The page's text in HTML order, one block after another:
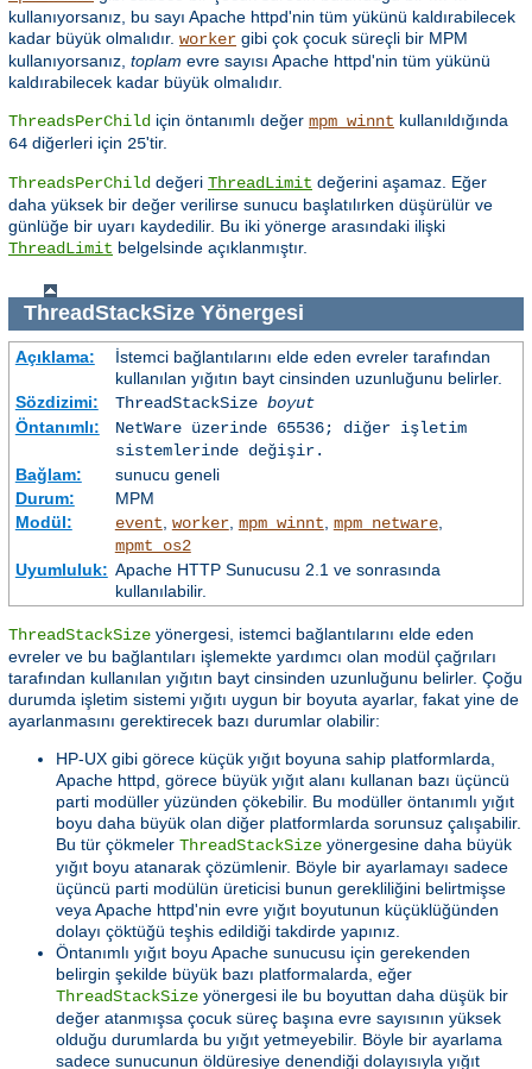
kullanıyorsanız, bu sayı Apache httpd'nin tüm yükünü kaldırabilecek
kadar büyük olmalıdır. worker gibi çok çocuk süreçli bir MPM
kullanıyorsanız, toplam evre sayısı Apache httpd'nin tüm yükünü
kaldırabilecek kadar büyük olmalıdır.
ThreadsPerChild için öntanımlı değer mpm_winnt kullanıldığında
64 diğerleri için 25'tir.
ThreadsPerChild değeri ThreadLimit değerini aşamaz. Eğer
daha yüksek bir değer verilirse sunucu başlatılırken düşürülür ve
günlüğe bir uyarı kaydedilir. Bu iki yönerge arasındaki ilişki
ThreadLimit belgelsinde açıklanmıştır.
ThreadStackSizeYönergesi
Açıklama:
İstemci bağlantılarını elde eden evreler tarafından
kullanılan yığıtın bayt cinsinden uzunluğunu belirler.
Sözdizimi:
ThreadStackSize boyut
Öntanımlı:
NetWare üzerinde 65536; diğer işletim
sistemlerinde değişir.
Bağlam:
sunucu geneli
Durum:
MPM
Modül:
event worker, mpm_winnt mpm_netware,
mpmt_os2
Uyumluluk: Apache HTTP Sunucusu 2.1 ve sonrasında
kullanılabilir.
ThreadStackSize yönergesi, istemci bağlantılarını elde eden
evreler ve bu bağlantıları işlemekte yardımcı olan modül çağrıları
tarafından kullanılan yığıtın bayt cinsinden uzunluğunu belirler. Çoğu
durumda işletim sistemi yığıtı uygun bir boyuta ayarlar, fakat yine de
ayarlanmasını gerektirecek bazı durumlar olabilir:
HP-UX gibi görece küçük yığıt boyuna sahip platformlarda,
Apache httpd, görece büyük yığıt alanı kullanan bazı üçüncü
parti modüller yüzünden çökebilir. Bu modüller öntanımlı yığıt
boyu daha büyük olan diğer platformlarda sorunsuz çalışabilir.
Bu tür çökmeler ThreadStackSize yönergesine daha büyük
yığıt boyu atanarak çözümlenir. Böyle bir ayarlamayı sadece
üçüncü parti modülün üreticisi bunun gerekliliğini belirtmişse
veya Apache httpd'nin evre yığıt boyutunun küçüklüğünden
dolayı çöktüğü teşhis edildiği takdirde yapınız.
Öntanımlı yığıt boyu Apache sunucusu için gerekenden
belirgin şekilde büyük bazı platformalarda, eğer
ThreadStackSize yönergesi ile bu boyuttan daha düşük bir
değer atanmışsa çocuk süreç başına evre sayısının yüksek
olduğu durumlarda bu yığıt yetmeyebilir. Böyle bir ayarlama
sadece sunucunun öldüresiye denendiği dolayısıyla yığıt